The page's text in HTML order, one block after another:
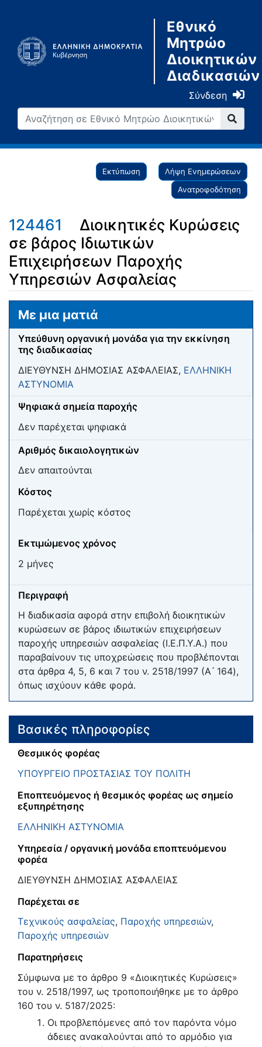
Εθνικό
Μητρώο
Διοικητικών
Διαδικασιών
Σύνδεση
Εκτύπωση
Λήψη Ενημερώσεων
Ανατροφοδότηση
124461
Διοικητικές Κυρώσεις
σε βάρος Ιδιωτικών
Επιχειρήσεων Παροχής
Υπηρεσιών Ασφαλείας
Μετάβαση σε: πλοήγηση
Με μια ματιά
Υπεύθυνη οργανική μονάδα για την εκκίνηση
της διαδικασίας
ΔΙΕΥΘΥΝΣΗ ΔΗΜΟΣΙΑΣ ΑΣΦΑΛΕΙΑΣ, ΕΛΛΗΝΙΚΗ
ΑΣΤΥΝΟΜΙΑ
Ψηφιακά σημεία παροχής
Δεν παρέχεται ψηφιακά
Αριθμός δικαιολογητικών
Δεν απαιτούνται
Κόστος
Παρέχεται χωρίς κόστος
Εκτιμώμενος χρόνος
2 μήνες
Περιγραφή
Η διαδικασία αφορά στην επιβολή διοικητικών
κυρώσεων σε βάρος ιδιωτικών επιχειρήσεων
παροχής υπηρεσιών ασφαλείας (Ι.Ε.Π.Υ.Α.) που
παραβαίνουν τις υποχρεώσεις που προβλέπονται
στα άρθρα 4, 5, 6 και 7 του ν. 2518/1997 (A ́ 164),
όπως ισχύουν κάθε φορά.
Βασικές πληροφορίες
Θεσμικός φορέας
ΥΠΟΥΡΓΕΙΟ ΠΡΟΣΤΑΣΙΑΣ ΤΟΥ ΠΟΛΙΤΗ
Εποπτευόμενος ή θεσμικός φορέας ως σημείο
εξυπηρέτησης
ΕΛΛΗΝΙΚΗ ΑΣΤΥΝΟΜΙΑ
Υπηρεσία / οργανική μονάδα εποπτευόμενου
φορέα
ΔΙΕΥΘΥΝΣΗ ΔΗΜΟΣΙΑΣ ΑΣΦΑΛΕΙΑΣ
Παρέχεται σε
Τεχνικούς ασφαλείας, Παροχής υπηρεσιών,
Παροχής υπηρεσιών
Παρατηρήσεις
Σύμφωνα με το άρθρο 9 «Διοικητικές Κυρώσεις»
του ν. 2518/1997, ως τροποποιήθηκε με το άρθρο
160 του ν. 5187/2025:
Οι προβλεπόμενες από τον παρόντα νόμο
άδειες ανακαλούνται από το αρμόδιο για